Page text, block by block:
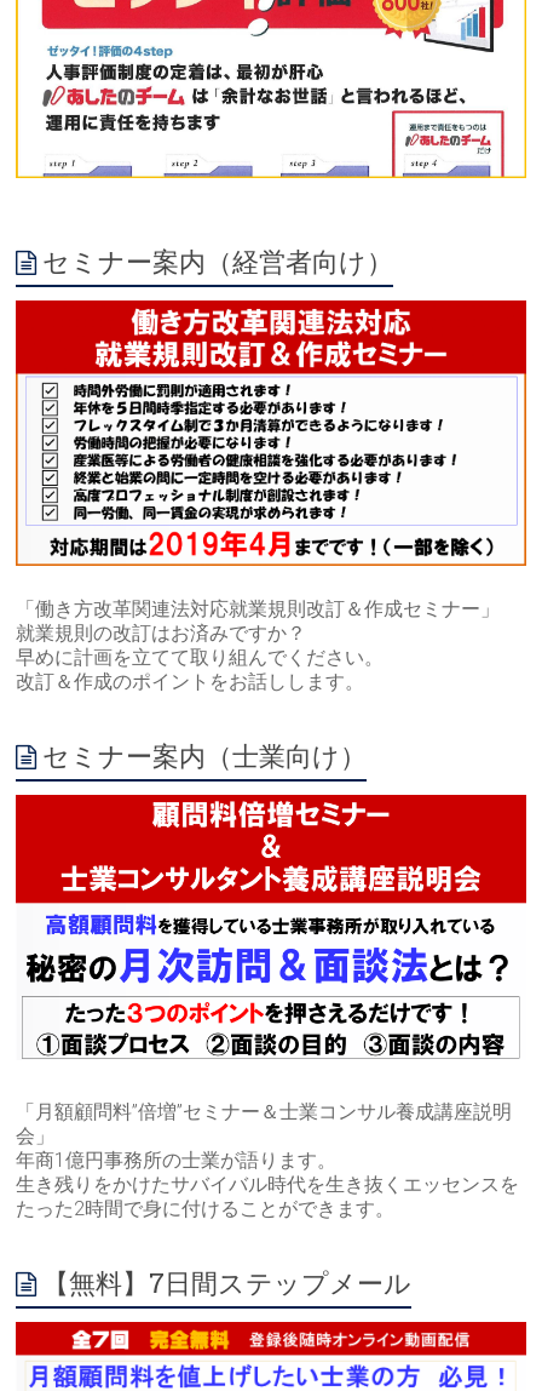
セミナー案内（経営者向け）
「働き方改革関連法対応就業規則改訂＆作成セミナー」
就業規則の改訂はお済みですか？
早めに計画を立てて取り組んでください。
改訂＆作成のポイントをお話しします。
セミナー案内（士業向け）
「月額顧問料”倍増”セミナー＆士業コンサル養成講座説明
会」
年商1億円事務所の士業が語ります。
生き残りをかけたサバイバル時代を生き抜くエッセンスを
たった2時間で身に付けることができます。
【無料】7日間ステップメール